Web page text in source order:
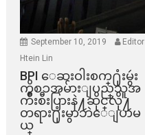
September 10, 2019
Editor
Htein Lin
BPI ​ေဆးဝါးစက္​႐ုံးမွဴး
ကိစၥအမ်ားျပည္​သူအ
က်ိဳးစီးပြားနဲ႔ဆိုင္​လို႔
တရား႐ုံးမွာဘဲေျပာမ
ယ္​